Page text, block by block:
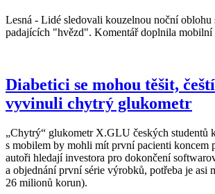
Lesná - Lidé sledovali kouzelnou noční oblohu
padajících "hvězd". Komentář doplnila mobilní
Diabetici se mohou těšit,
vyvinuli chytrý glukometr
„Chytrý“ glukometr X.GLU českých studentů
s mobilem by mohli mít první pacienti koncem
autoři hledají investora pro dokončení
a objednání první série výrobků, potřeba je asi
26 milionů korun).